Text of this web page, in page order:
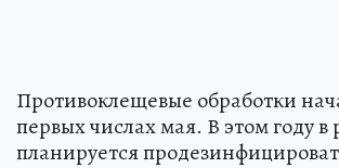
Противоклещевые обработки
первых числах мая. В этом году в
планируется